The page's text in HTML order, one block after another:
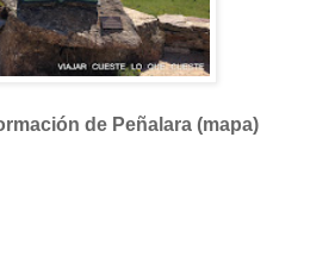
de Peñalara (mapa)